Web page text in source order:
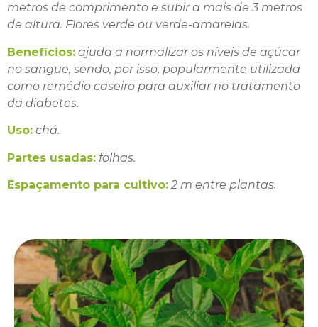
metros de comprimento e subir a mais de 3 metros
de altura. Flores verde ou verde-amarelas.
Benefícios: ajuda a normalizar os níveis de açúcar
no sangue, sendo, por isso, popularmente utilizada
como remédio caseiro para auxiliar no tratamento
da diabetes.
Uso: chá.
Partes usadas: folhas.
Espaçamento para cultivo: 2 m entre plantas.